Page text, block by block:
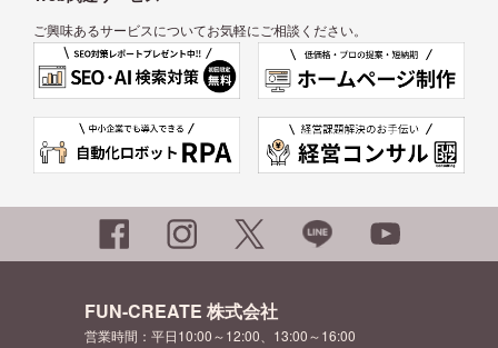
ご興味あるサービスについてお気軽にご相談ください。
FUN-CREATE 株式会社
営業時間：平日10:00～12:00、13:00～16:00